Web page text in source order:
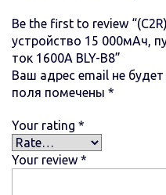
Be the first to review
устройство 15 000мАч,
ток 1600A BLY-B8”
Ваш адрес email не
поля помечены *
Your rating *
Your review *